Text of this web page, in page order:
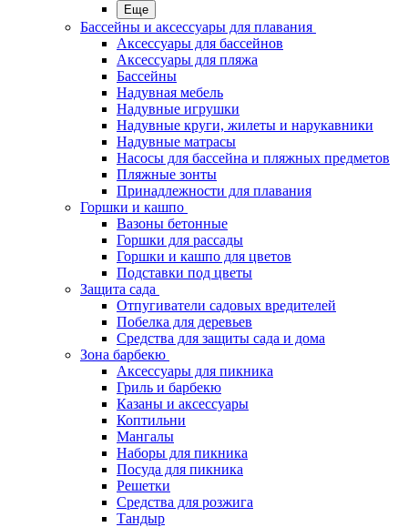
Еще
Бассейны и аксессуары для плавания
Аксессуары для бассейнов
Аксессуары для пляжа
Бассейны
Надувная мебель
Надувные игрушки
Надувные круги, жилеты и нарукавники
Надувные матрасы
Насосы для бассейна и пляжных предметов
Пляжные зонты
Принадлежности для плавания
Горшки и кашпо
Вазоны бетонные
Горшки для рассады
Горшки и кашпо для цветов
Подставки под цветы
Защита сада
Отпугиватели садовых вредителей
Побелка для деревьев
Средства для защиты сада и дома
Зона барбекю
Аксессуары для пикника
Гриль и барбекю
Казаны и аксессуары
Коптильни
Мангалы
Наборы для пикника
Посуда для пикника
Решетки
Средства для розжига
Тандыр